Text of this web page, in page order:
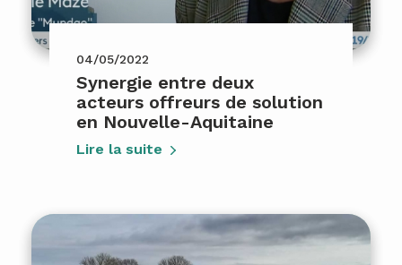
04/05/2022
Synergie entre deux
acteurs offreurs de solution
en Nouvelle-Aquitaine
Lire la suite